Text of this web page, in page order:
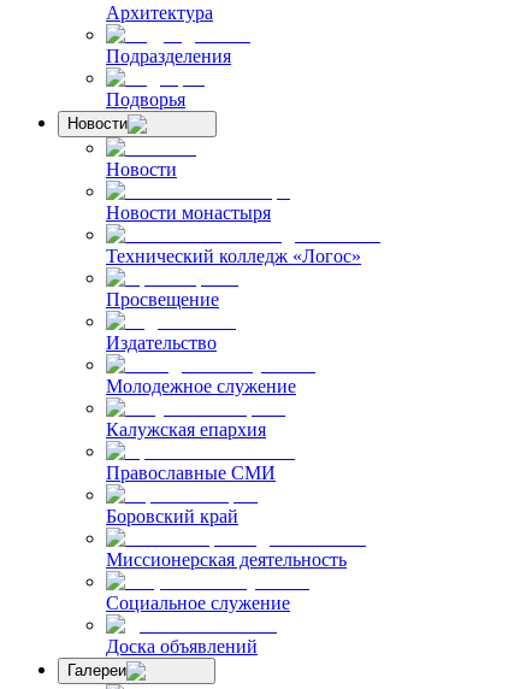
Архитектура
Подразделения
Подворья
Новости
Новости
Новости монастыря
Технический колледж «Логос»
Просвещение
Издательство
Молодежное служение
Калужская епархия
Православные СМИ
Боровский край
Миссионерская деятельность
Социальное служение
Доска объявлений
Галереи